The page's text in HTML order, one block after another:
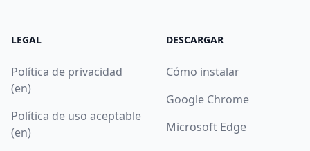
LEGAL
Política de privacidad
(en)
Política de uso aceptable
(en)
DESCARGAR
Cómo instalar
Google Chrome
Microsoft Edge